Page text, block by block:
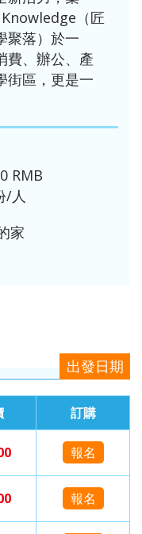
（匠
聚落）於一
費、辦公、產
街區，更是一
RMB
/人
家
出發日期
訂購
報名
報名